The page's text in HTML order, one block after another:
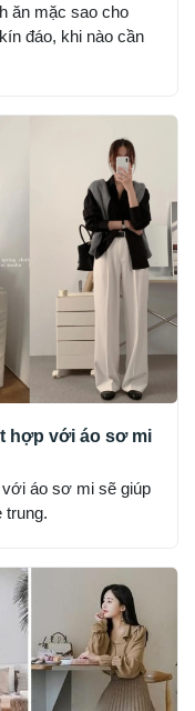
ăn mặc sao cho
đáo, khi nào cần
hợp với áo sơ mi
áo sơ mi sẽ giúp
trung.